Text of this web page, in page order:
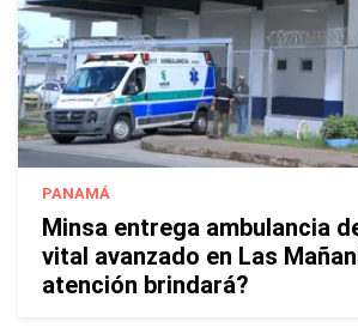
PANAMÁ
Minsa entrega ambulancia
vital avanzado en Las
atención brindará?